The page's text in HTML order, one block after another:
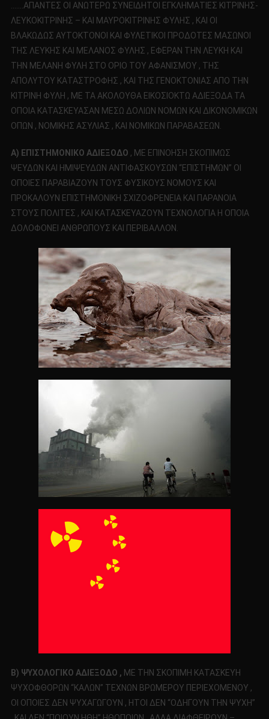
…….ΑΠΑΝΤΕΣ ΟΙ ΑΝΩΤΕΡΩ ΣΥΝΕΙΔΗΤΟΙ ΕΓΚΛΗΜΑΤΙΕΣ ΚΙΤΡΙΝΗΣ-
ΛΕΥΚΟΚΙΤΡΙΝΗΣ – ΚΑΙ ΜΑΥΡΟΚΙΤΡΙΝΗΣ ΦΥΛΗΣ , ΚΑΙ ΟΙ
ΒΛΑΚΩΔΩΣ ΑΥΤΟΚΤΟΝΟΙ ΚΑΙ ΦΥΛΕΤΙΚΟΙ ΠΡΟΔΟΤΕΣ ΜΑΣΩΝΟΙ
ΤΗΣ ΛΕΥΚΗΣ ΚΑΙ ΜΕΛΑΝΟΣ ΦΥΛΗΣ , ΕΦΕΡΑΝ ΤΗΝ ΛΕΥΚΗ ΚΑΙ
ΤΗΝ ΜΕΛΑΝΗ ΦΥΛΗ ΣΤΟ ΟΡΙΟ ΤΟΥ ΑΦΑΝΙΣΜΟΥ , ΤΗΣ
ΑΠΟΛΥΤΟΥ ΚΑΤΑΣΤΡΟΦΗΣ , ΚΑΙ ΤΗΣ ΓΕΝΟΚΤΟΝΙΑΣ ΑΠΟ ΤΗΝ
ΚΙΤΡΙΝΗ ΦΥΛΗ , ΜΕ ΤΑ ΑΚΟΛΟΥΘΑ ΕΙΚΟΣΙΟΚΤΩ ΑΔΙΕΞΟΔΑ ΤΑ
ΟΠΟΙΑ ΚΑΤΑΣΚΕΥΑΣΑΝ ΜΕΣΩ ΔΟΛΙΩΝ ΝΟΜΩΝ ΚΑΙ ΔΙΚΟΝΟΜΙΚΩΝ
ΟΠΩΝ , ΝΟΜΙΚΗΣ ΑΣΥΛΙΑΣ , ΚΑΙ ΝΟΜΙΚΩΝ ΠΑΡΑΒΑΣΕΩΝ.
Α) ΕΠΙΣΤΗΜΟΝΙΚΟ ΑΔΙΕΞΟΔΟ , ΜΕ ΕΠΙΝΟΗΣΗ ΣΚΟΠΙΜΩΣ
ΨΕΥΔΩΝ ΚΑΙ ΗΜΙΨΕΥΔΩΝ ΑΝΤΙΦΑΣΚΟΥΣΩΝ “ΕΠΙΣΤΗΜΩΝ” ΟΙ
ΟΠΟΙΕΣ ΠΑΡΑΒΙΑΖΟΥΝ ΤΟΥΣ ΦΥΣΙΚΟΥΣ ΝΟΜΟΥΣ ΚΑΙ
ΠΡΟΚΑΛΟΥΝ ΕΠΙΣΤΗΜΟΝΙΚΗ ΣΧΙΖΟΦΡΕΝΕΙΑ ΚΑΙ ΠΑΡΑΝΟΙΑ
ΣΤΟΥΣ ΠΟΛΙΤΕΣ , ΚΑΙ ΚΑΤΑΣΚΕΥΑΖΟΥΝ ΤΕΧΝΟΛΟΓΙΑ Η ΟΠΟΙΑ
ΔΟΛΟΦΟΝΕΙ ΑΝΘΡΩΠΟΥΣ ΚΑΙ ΠΕΡΙΒΑΛΛΟΝ.
Β) ΨΥΧΟΛΟΓΙΚΟ ΑΔΙΕΞΟΔΟ , ΜΕ ΤΗΝ ΣΚΟΠΙΜΗ ΚΑΤΑΣΚΕΥΗ
ΨΥΧΟΦΘΟΡΩΝ “ΚΑΛΩΝ” ΤΕΧΝΩΝ ΒΡΩΜΕΡΟΥ ΠΕΡΙΕΧΟΜΕΝΟΥ ,
ΟΙ ΟΠΟΙΕΣ ΔΕΝ ΨΥΧΑΓΩΓΟΥΝ , ΗΤΟΙ ΔΕΝ “ΟΔΗΓΟΥΝ ΤΗΝ ΨΥΧΗ”